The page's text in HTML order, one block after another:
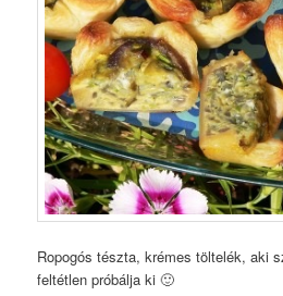
Ropogós tészta, krémes töltelék, aki
feltétlen próbálja ki 🙂